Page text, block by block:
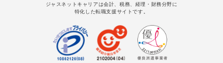
ジャスネットキャリアは会計、税務、経理・財務分野に
特化した転職支援サイトです。